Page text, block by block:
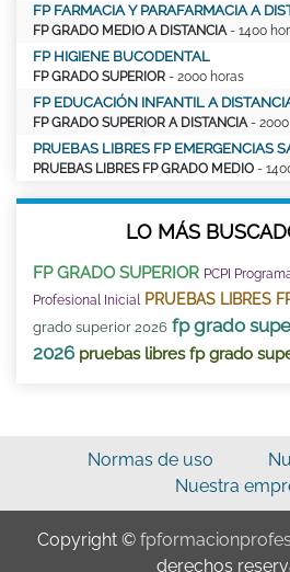
FP FARMACIA Y PARAFARMACIA A
FP GRADO MEDIO A DISTANCIA - 1400
FP HIGIENE BUCODENTAL
FP GRADO SUPERIOR - 2000 horas
FP EDUCACIÓN INFANTIL A
FP GRADO SUPERIOR A DISTANCIA -
PRUEBAS LIBRES FP EMERGENCIAS
PRUEBAS LIBRES FP GRADO MEDIO -
LO MÁS
FP GRADO SUPERIOR PCPI
Profesional Inicial
PRUEBAS LIBRES
grado superior 2026 fp grado
2026 pruebas libres fp grado
Normas de uso
Nuestra
Copyright ©
derechos